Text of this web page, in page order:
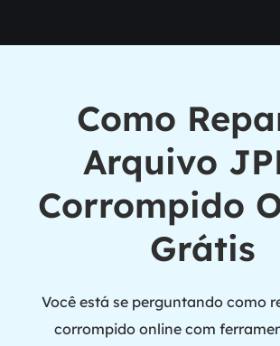
Como
Arquivo
Corrompido
Grátis
Você está se perguntando como
corrompido online com